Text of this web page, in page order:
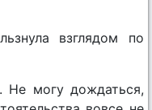
взглядом по
Не могу дождаться,